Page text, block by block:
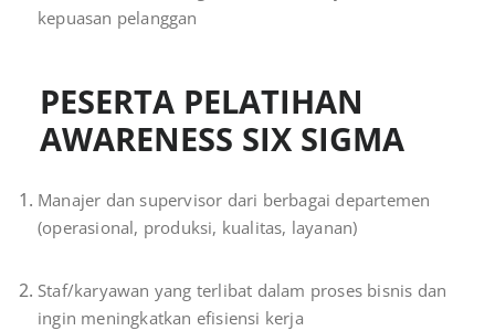
kepuasan pelanggan
PESERTA PELATIHAN
AWARENESS SIX SIGMA
Manajer dan supervisor dari berbagai departemen
(operasional, produksi, kualitas, layanan)
Staf/karyawan yang terlibat dalam proses bisnis dan
ingin meningkatkan efisiensi kerja